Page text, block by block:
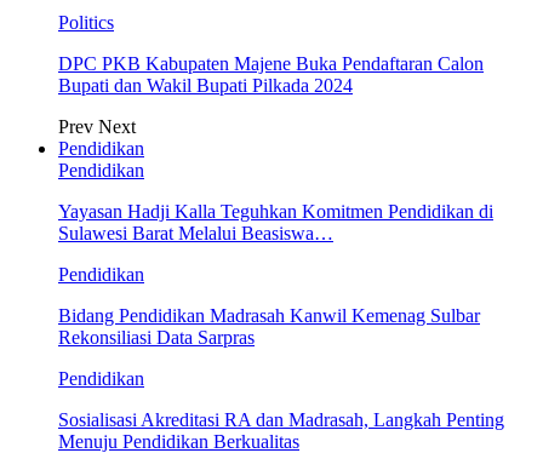
Politics
DPC PKB Kabupaten Majene Buka Pendaftaran Calon
Bupati dan Wakil Bupati Pilkada 2024
Prev Next
Pendidikan
Pendidikan
Yayasan Hadji Kalla Teguhkan Komitmen Pendidikan di
Sulawesi Barat Melalui Beasiswa…
Pendidikan
Bidang Pendidikan Madrasah Kanwil Kemenag Sulbar
Rekonsiliasi Data Sarpras
Pendidikan
Sosialisasi Akreditasi RA dan Madrasah, Langkah Penting
Menuju Pendidikan Berkualitas